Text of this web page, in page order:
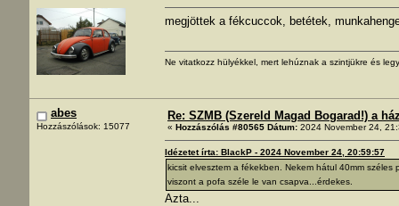
megjöttek a fékcuccok, betétek,
Ne vitatkozz hülyékkel, mert lehúznak a szintjükre és
abes
Hozzászólások: 15077
Re: SZMB (Szereld Magad Bogarad!) a
« Hozzászólás #80565 Dátum: 2024 November 24,
Idézetet írta: BlackP - 2024 November 24, 20:59:57
kicsit elvesztem a fékekben. Nekem hátul 40mm
viszont a pofa széle le van csapva...érdekes.
Azta...